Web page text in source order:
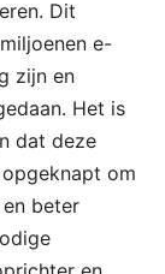
Dit
e-
zijn en
Het is
dat deze
om
beter